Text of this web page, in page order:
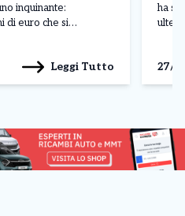
inquinante:
di euro che si
Leggi Tutto
ha
27/